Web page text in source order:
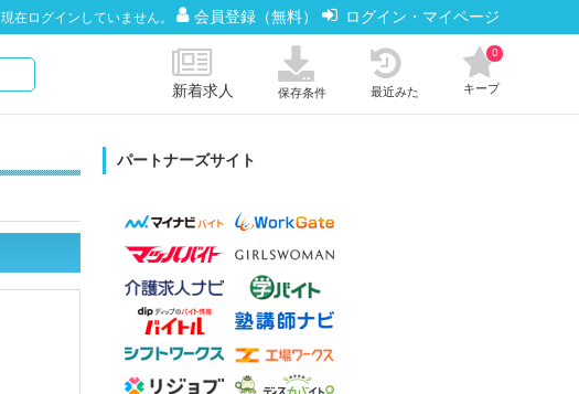
現在ログインしていません。 会員登録（無料） ログイン・マイページ
新着求人 保存条件 最近みた キープ
0
パートナーズサイト